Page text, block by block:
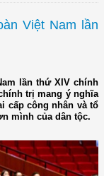
Việt Nam lần
lần thứ XIV chính
trị mang ý nghĩa
cấp công nhân và tổ
mình của dân tộc.